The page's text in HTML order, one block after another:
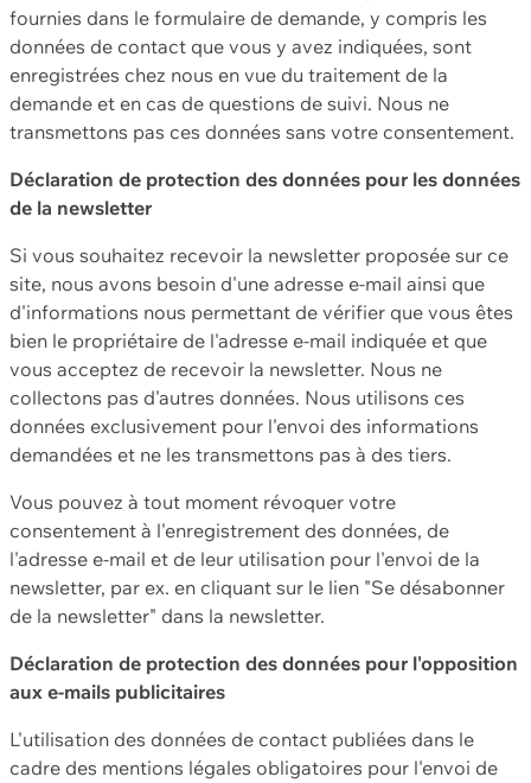
fournies dans le formulaire de demande, y compris les
données de contact que vous y avez indiquées, sont
enregistrées chez nous en vue du traitement de la
demande et en cas de questions de suivi. Nous ne
transmettons pas ces données sans votre consentement.
Déclaration de protection des données pour les données
de la newsletter
Si vous souhaitez recevoir la newsletter proposée sur ce
site, nous avons besoin d'une adresse e-mail ainsi que
d'informations nous permettant de vérifier que vous êtes
bien le propriétaire de l'adresse e-mail indiquée et que
vous acceptez de recevoir la newsletter. Nous ne
collectons pas d'autres données. Nous utilisons ces
données exclusivement pour l'envoi des informations
demandées et ne les transmettons pas à des tiers.
Vous pouvez à tout moment révoquer votre
consentement à l'enregistrement des données, de
l'adresse e-mail et de leur utilisation pour l'envoi de la
newsletter, par ex. en cliquant sur le lien "Se désabonner
de la newsletter" dans la newsletter.
Déclaration de protection des données pour l'opposition
aux e-mails publicitaires
L'utilisation des données de contact publiées dans le
cadre des mentions légales obligatoires pour l'envoi de